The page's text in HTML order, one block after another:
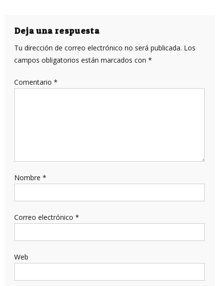
Deja una respuesta
Tu dirección de correo electrónico no será publicada. Los
campos obligatorios están marcados con *
Comentario *
Nombre *
Correo electrónico *
Web